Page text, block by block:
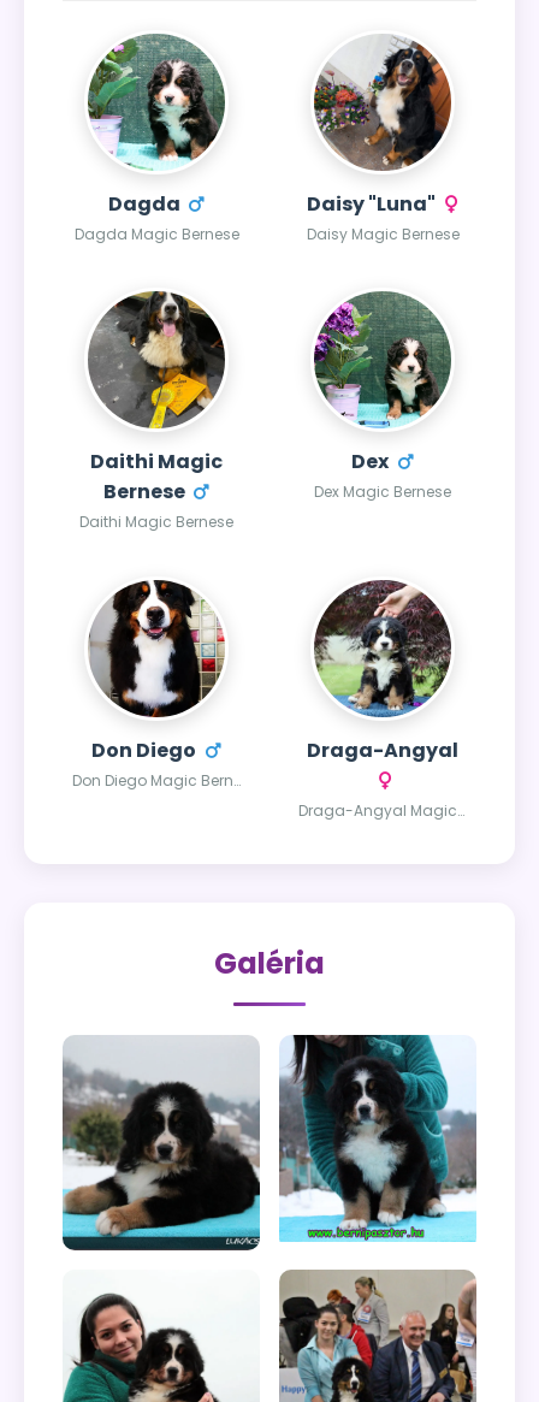
Dagda
Dagda Magic Bernese
Daisy "Luna"
Daisy Magic Bernese
Daithi Magic
Bernese
Daithi Magic Bernese
Dex
Dex Magic Bernese
Don Diego
Don Diego Magic Bernese
Draga-Angyal
Draga-Angyal Magic Bernese
Galéria